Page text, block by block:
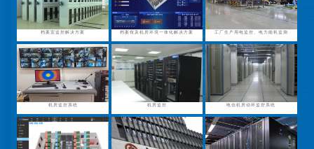
档案室监控解决方案 档案馆及机房环境一体化解决方案 工厂生产用电监控、电力能耗监测
机房监控系统 机房监控 电信机房动环监控系统